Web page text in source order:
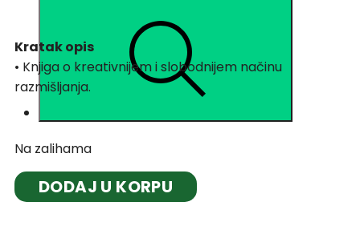
Kratak opis
• Knjiga o kreativnijem i slobodnijem načinu
razmišljanja.
Na zalihama
DODAJ U KORPU